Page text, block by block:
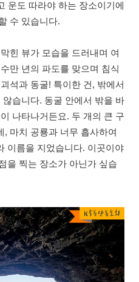
운도 따라야 하는 장소이기에
수 있습니다.
힌 뷰가 모습을 드러내며 여
만 년의 파도를 맞으며 침식
석과 동굴! 특이한 건, 밖에서
습니다. 동굴 안에서 밖을 바
나타나거든요. 두 개의 큰 구
마치 공룡과 너무 흡사하여
이름을 지었습니다. 이곳이야
을 찍는 장소가 아닌가 싶습